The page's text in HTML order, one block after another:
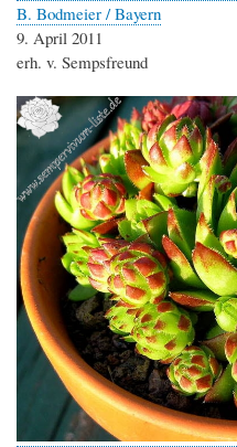
B. Bodmeier / Bayern
9. April 2011
erh. v. Sempsfreund